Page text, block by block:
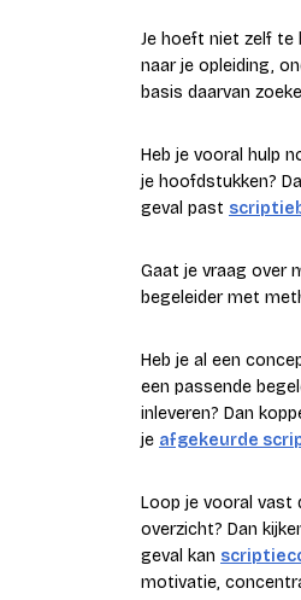
Je hoeft niet zelf te
naar je opleiding,
basis daarvan
Heb je vooral hulp
je hoofdstukken?
geval past
Gaat je vraag over
begeleider met
Heb je al een
een passende
inleveren? Dan
je afgekeurde
Loop je vooral vast
overzicht? Dan
geval kan
motivatie,